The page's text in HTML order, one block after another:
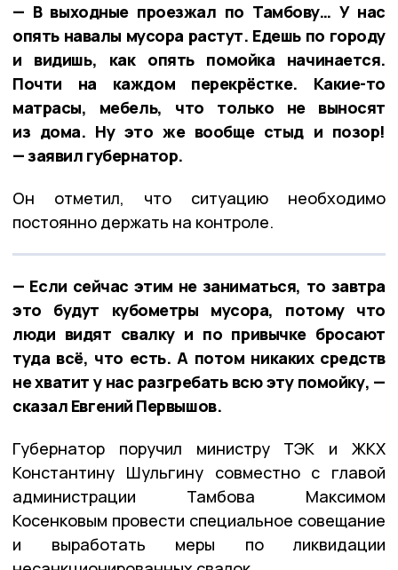
— В выходные проезжал по Тамбову… У нас
опять навалы мусора растут. Едешь по городу
и видишь, как опять помойка начинается.
Почти на каждом перекрёстке. Какие-то
матрасы, мебель, что только не выносят
из дома. Ну это же вообще стыд и позор!
— заявил губернатор.
Он отметил, что ситуацию необходимо
постоянно держать на контроле.
— Если сейчас этим не заниматься, то завтра
это будут кубометры мусора, потому что
люди видят свалку и по привычке бросают
туда всё, что есть. А потом никаких средств
не хватит у нас разгребать всю эту помойку, —
сказал Евгений Первышов.
Губернатор поручил министру ТЭК и ЖКХ
Константину Шульгину совместно с главой
администрации Тамбова Максимом
Косенковым провести специальное совещание
и выработать меры по ликвидации